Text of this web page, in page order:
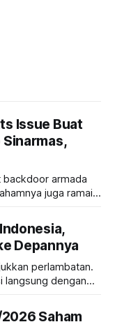
Issue Buat
Sinarmas,
backdoor armada
juga ramai
Depannya
perlambatan.
langsung dengan
Saham